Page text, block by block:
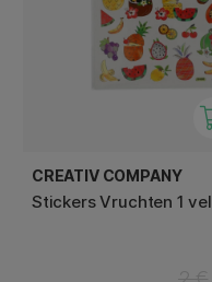
CREATIV COMPANY
Stickers Vruchten 1 vel